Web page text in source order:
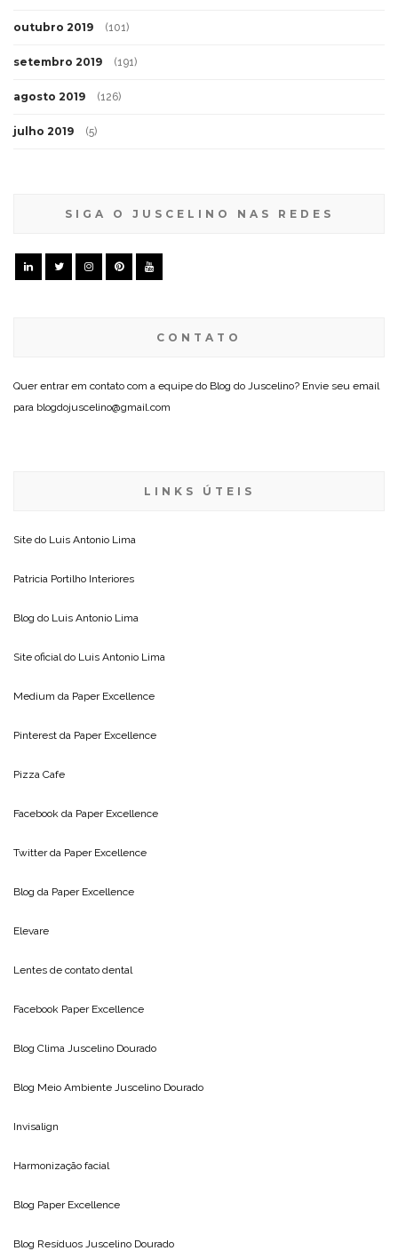
outubro 2019 (101)
setembro 2019 (191)
agosto 2019 (126)
julho 2019 (5)
SIGA O JUSCELINO NAS REDES
CONTATO
Quer entrar em contato com a equipe do Blog do Juscelino? Envie seu email
para blogdojuscelino@gmail.com
LINKS ÚTEIS
Site do Luis Antonio Lima
Patricia Portilho Interiores
Blog do Luis Antonio Lima
Site oficial do Luis Antonio Lima
Medium da Paper Excellence
Pinterest da Paper Excellence
Pizza Cafe
Facebook da Paper Excellence
Twitter da Paper Excellence
Blog da Paper Excellence
Elevare
Lentes de contato dental
Facebook Paper Excellence
Blog Clima Juscelino Dourado
Blog Meio Ambiente Juscelino Dourado
Invisalign
Harmonização facial
Blog Paper Excellence
Blog Resíduos Juscelino Dourado